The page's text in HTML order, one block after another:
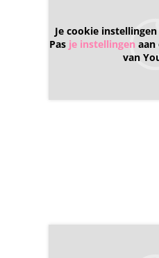
Je cookie
Pas je instellingen aan
van